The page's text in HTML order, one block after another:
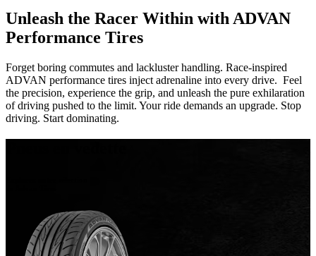
Unleash the Racer Within with ADVAN
Performance Tires
Forget boring commutes and lackluster handling. Race-inspired
ADVAN performance tires inject adrenaline into every drive. Feel
the precision, experience the grip, and unleash the pure exhilaration
of driving pushed to the limit. Your ride demands an upgrade. Stop
driving. Start dominating.